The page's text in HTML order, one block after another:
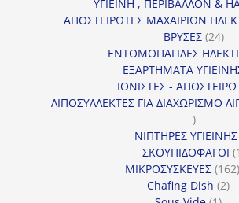
ΥΓΙΕΙΝΗ , ΠΕΡΙΒΑΛΛΟΝ &
ΑΠΟΣΤΕΙΡΩΤΕΣ ΜΑΧΑΙΡΙΩΝ
ΒΡΥΣΕΣ 2424
ΕΝΤΟΜΟΠΑΓΙΔΕΣ
ΕΞΑΡΤΗΜΑΤΑ
ΙΟΝΙΣΤΕΣ -
ΛΙΠΟΣΥΛΛΕΚΤΕΣ ΓΙΑ ΔΙΑΧΩΡΙΣΜΟ
1
προϊόν
ΝΙΠΤΗΡΕΣ ΥΓΙΕΙΝΗΣ
ΣΚΟΥΠΙΔΟΦΑΓΟΙ 1
ΜΙΚΡΟΣΥΣΚΕΥΕΣ 162
Chafing Dish 22